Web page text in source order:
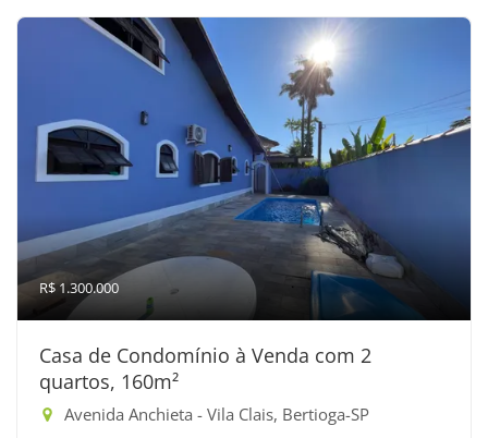
R$ 1.300.000
Casa de Condomínio à Venda com 2
quartos, 160m²
Avenida Anchieta - Vila Clais, Bertioga-SP